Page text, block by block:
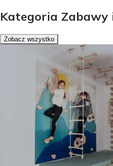
Kategoria Zabawy
Zobacz wszystko